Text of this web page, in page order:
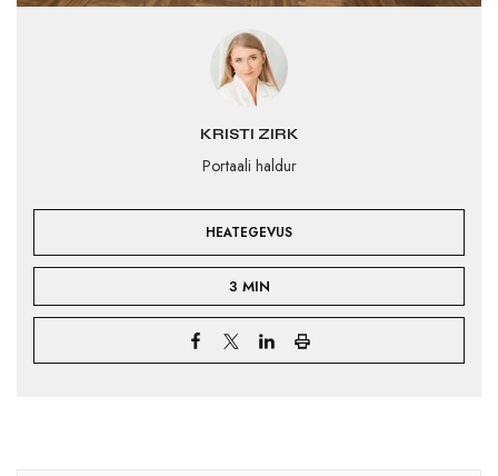
KRISTI ZIRK
Portaali haldur
HEATEGEVUS
3 MIN